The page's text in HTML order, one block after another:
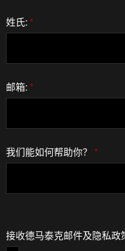
*
姓氏:
*
邮箱:
*
我们能如何帮助你？
接收德马泰克邮件及隐私政